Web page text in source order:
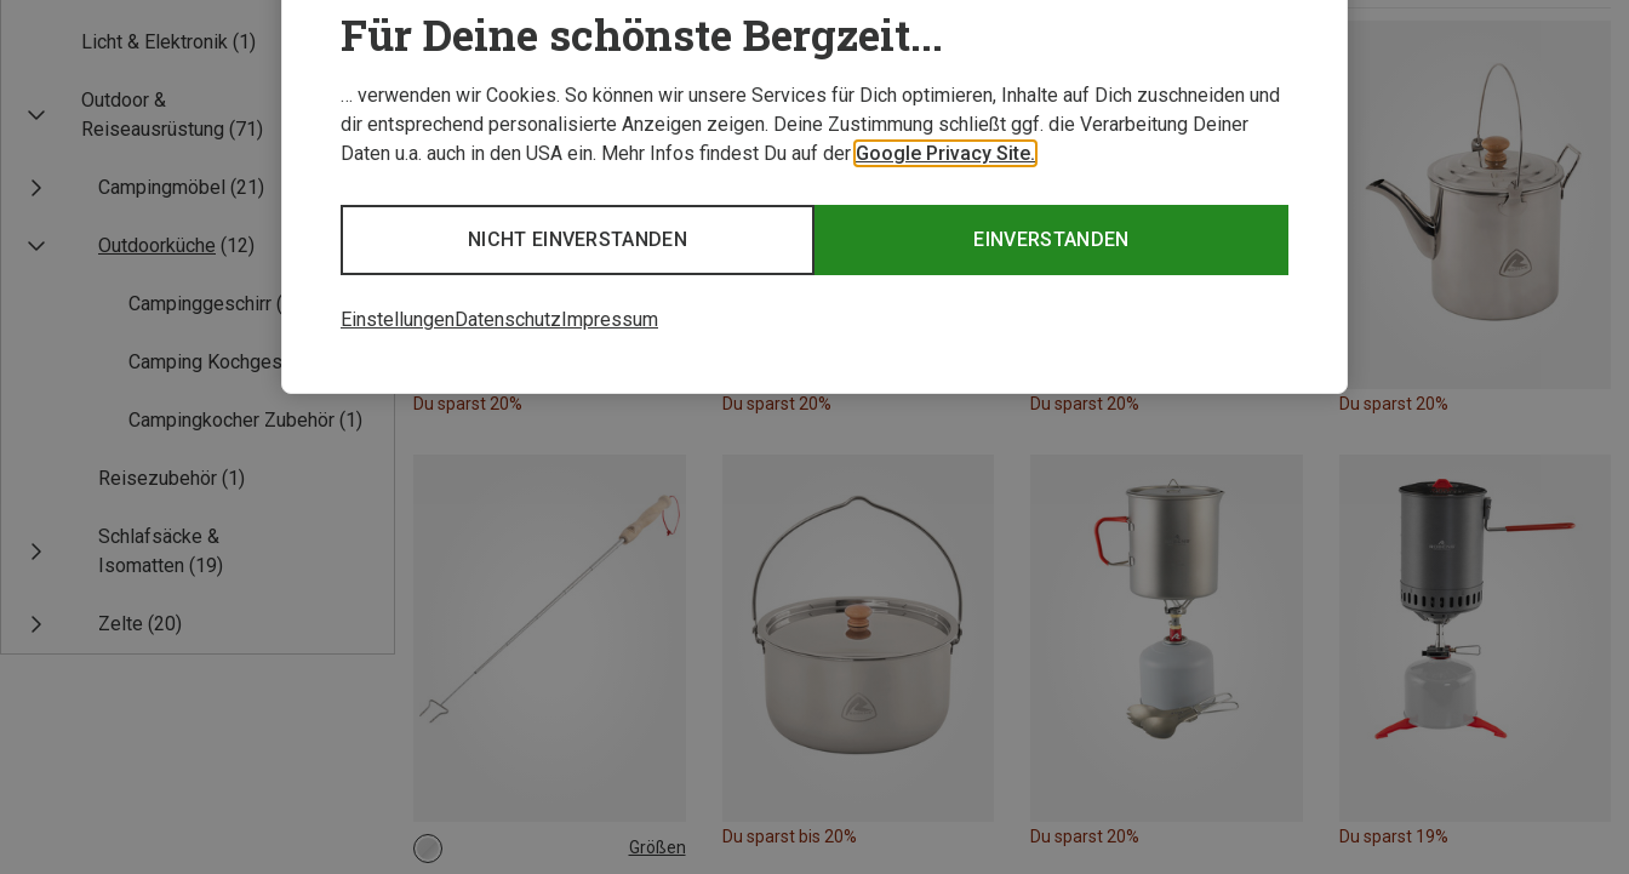
Licht & Elektronik (1)
Outdoor &
Reiseausrüstung (71)
Campingmöbel (21)
Outdoorküche (12)
Campinggeschirr (2)
Camping Kochgeschirr
Campingkocher Zubehör (1)
Reisezubehör (1)
Schlafsäcke &
Isomatten (19)
Zelte (20)
Du sparst 20% Du sparst 20% Du sparst 20% Du sparst 20%
Größen
ONE SIZE
Du sparst bis 20% Du sparst 20% Du sparst 19%
Für Deine schönste Bergzeit...
… verwenden wir Cookies. So können wir unsere Services für Dich optimieren, Inhalte auf Dich zuschneiden und
dir entsprechend personalisierte Anzeigen zeigen. Deine Zustimmung schließt ggf. die Verarbeitung Deiner
Daten u.a. auch in den USA ein. Mehr Infos findest Du auf der Google Privacy Site.
EINVERSTANDEN
NICHT EINVERSTANDEN
EinstellungenDatenschutzImpressum